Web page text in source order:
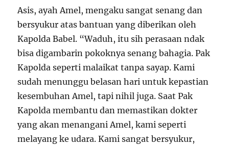
Asis, ayah Amel, mengaku sangat senang dan
bersyukur atas bantuan yang diberikan oleh
Kapolda Babel. “Waduh, itu sih perasaan ndak
bisa digambarin pokoknya senang bahagia. Pak
Kapolda seperti malaikat tanpa sayap. Kami
sudah menunggu belasan hari untuk kepastian
kesembuhan Amel, tapi nihil juga. Saat Pak
Kapolda membantu dan memastikan dokter
yang akan menangani Amel, kami seperti
melayang ke udara. Kami sangat bersyukur,